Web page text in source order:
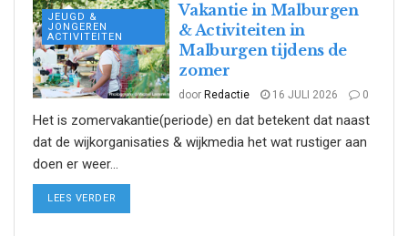
JEUGD &
JONGEREN
ACTIVITEITEN
Vakantie in Malburgen
& Activiteiten in
Malburgen tijdens de
zomer
door Redactie 16 JULI 2026 0
Het is zomervakantie(periode) en dat betekent dat naast
dat de wijkorganisaties & wijkmedia het wat rustiger aan
doen er weer...
LEES VERDER